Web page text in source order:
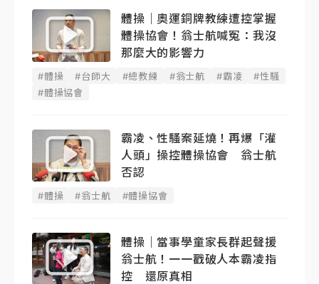
體操｜奧運銅牌教練遭控掌握
體操協會！翁士航喊冤：我沒
那麼大的影響力
#體操 #台師大 #總教練 #翁士航 #霸凌
#性騷
#體操協會
霸凌、性騷案延燒！再爆「灌
人頭」操控體操協會 翁士航
否認
#體操 #翁士航 #體操協會
體操｜當事學童家長群起聲援
翁士航！一一戳破人本霸凌指
控 還原真相